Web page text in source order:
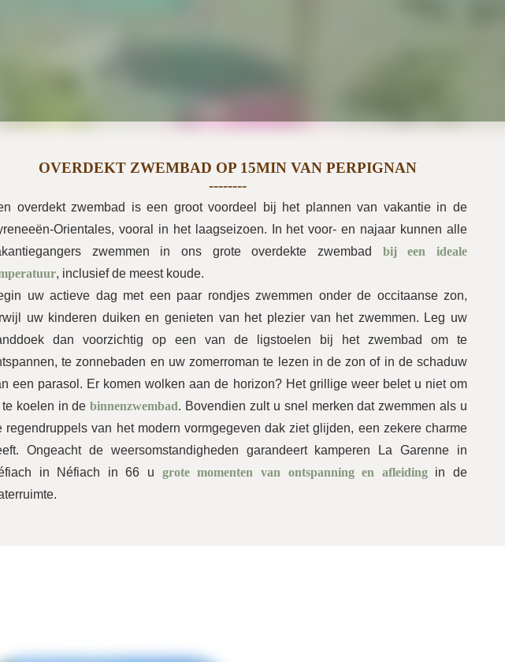
OVERDEKT ZWEMBAD OP 15MIN VAN PERPIGNAN
overdekt zwembad is een groot voordeel bij het plannen van vakantie in de
Orientales, vooral in het laagseizoen. In het voor- en najaar kunnen alle
zwemmen in ons grote overdekte zwembad bij een ideale
, inclusief de meest koude.
uw actieve dag met een paar rondjes zwemmen onder de occitaanse zon,
uw kinderen duiken en genieten van het plezier van het zwemmen. Leg uw
dan voorzichtig op een van de ligstoelen bij het zwembad om te
te zonnebaden en uw zomerroman te lezen in de zon of in de schaduw
een parasol. Er komen wolken aan de horizon? Het grillige weer belet u niet om
te koelen in debinnenzwembad. Bovendien zult u snel merken dat zwemmen als u
regendruppels van het modern vormgegeven dak ziet glijden, een zekere charme
Ongeacht de weersomstandigheden garandeert kamperen La Garenne in
in Néfiach in 66 u grote momenten van ontspanning en afleidingin de